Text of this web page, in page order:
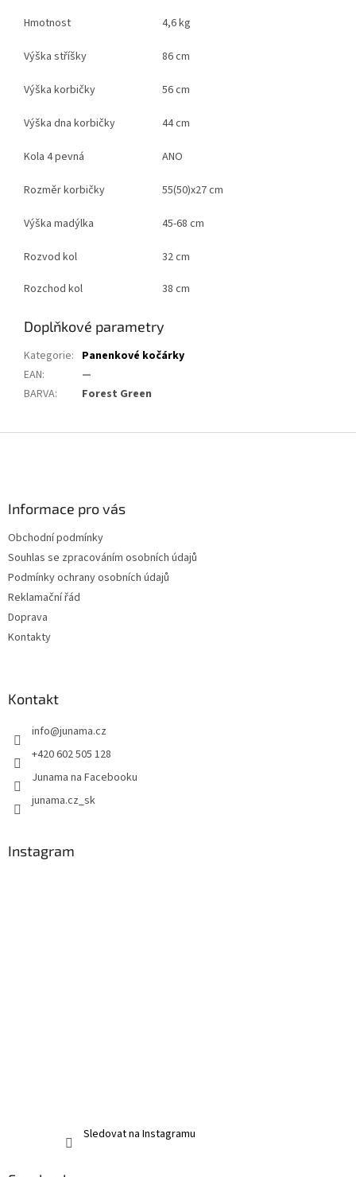
Hmotnost 4,6 kg
Výška stříšky 86 cm
Výška korbičky 56 cm
Výška dna korbičky 44 cm
Kola 4 pevná ANO
Rozměr korbičky 55(50)x27 cm
Výška madýlka 45-68 cm
Rozvod kol
32 cm
Rozchod kol
38 cm
Doplňkové parametry
Kategorie: Panenkové kočárky
EAN:
—
BARVA: Forest Green
Informace pro vás
Obchodní podmínky
Souhlas se zpracováním osobních údajů
Podmínky ochrany osobních údajů
Reklamační řád
Doprava
Kontakty
Kontakt
info@junama.cz
+420 602 505 128
Junama na Facebooku
junama.cz_sk
Instagram
Sledovat na Instagramu